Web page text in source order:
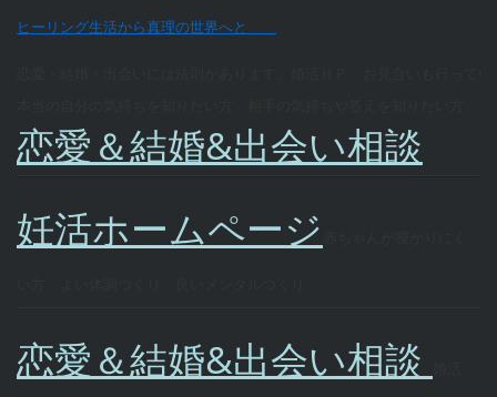
ヒーリング生活から真理の世界へと
恋愛＆結婚&出会い相談
妊活ホームページ
恋愛＆結婚&出会い相談